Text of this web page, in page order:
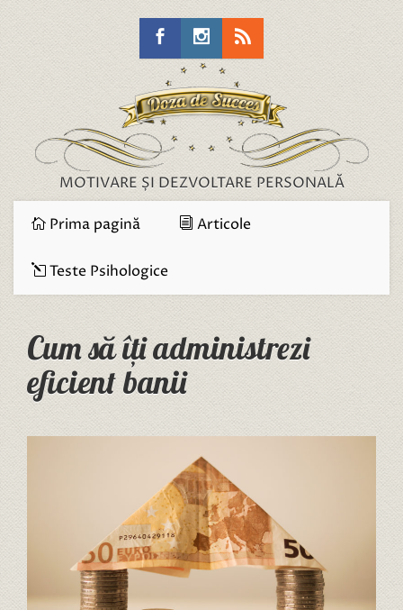
MOTIVARE ȘI DEZVOLTARE PERSONALĂ
Prima pagină Articole
Teste Psihologice
Cum să îți administrezi
eficient banii